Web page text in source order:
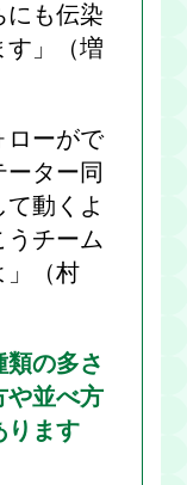
にも伝染
す」（増
ローがで
ーター同
動くよ
うチーム
」（村
の多さ
や並べ方
ります